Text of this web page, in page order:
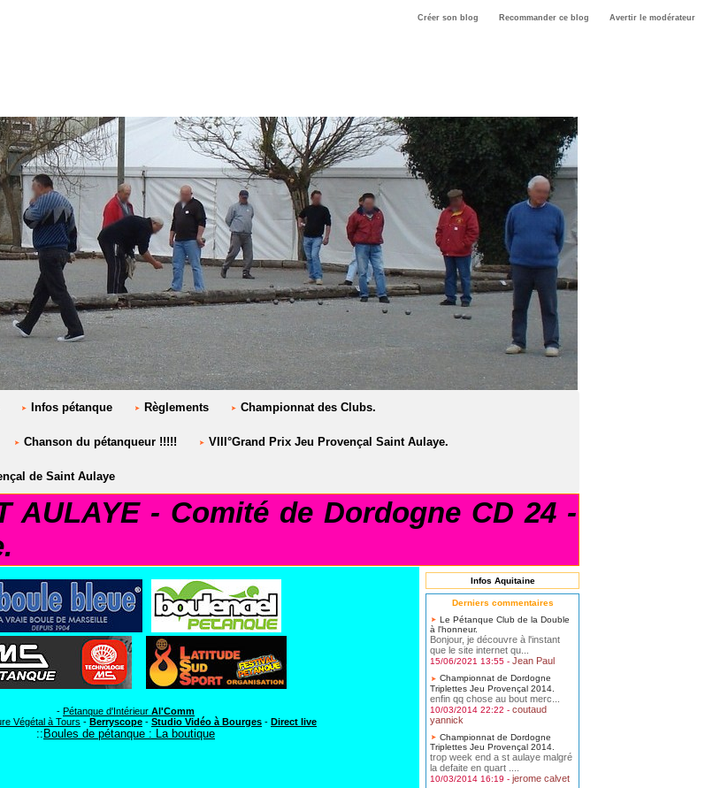
Créer son blog Recommander ce blog Avertir le modérateur
Infos pétanque Règlements Championnat des Clubs.
Chanson du pétanqueur !!!!! VIII°Grand Prix Jeu Provençal Saint Aulaye.
de Saint Aulaye
AULAYE - Comité de Dordogne CD 24 -
- Pétanque d'Intérieur Al'Comm
Végétal à Tours - Berryscope - Studio Vidéo à Bourges - Direct live
:: Boules de pétanque : La boutique
Infos Aquitaine
Derniers commentaires
Le Pétanque Club de la Double
à l'honneur.
Bonjour, je découvre à l'instant
que le site internet qu...
15/06/2021 13:55 - Jean Paul
Championnat de Dordogne
Triplettes Jeu Provençal 2014.
enfin qq chose au bout merc...
10/03/2014 22:22 - coutaud
yannick
Championnat de Dordogne
Triplettes Jeu Provençal 2014.
trop week end a st aulaye malgré
la defaite en quart ....
10/03/2014 16:19 - jerome calvet